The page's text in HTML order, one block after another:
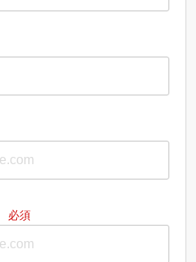
必須